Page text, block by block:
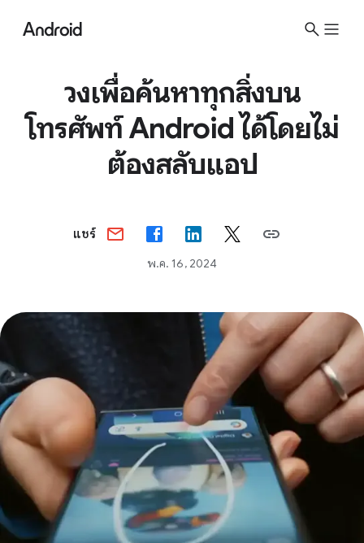
วงเพื่อค้นหาทุกสิ่งบน
โทรศัพท์ Android ได้โดยไม่
ต้องสลับแอป
แชร์
พ.ค. 16, 2024